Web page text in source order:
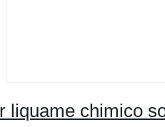
liquame chimico